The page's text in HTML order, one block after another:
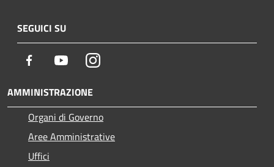
SEGUICI SU
Facebook YoutubeInstagram
AMMINISTRAZIONE
Organi di Governo
Aree Amministrative
Uffici